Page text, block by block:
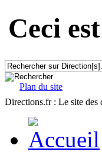
Ceci
Plan du site
Directions.fr : Le site des